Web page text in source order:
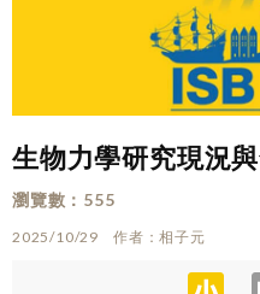
生物力學研究現況
瀏覽數 555
2025/10/29 作者 相子元